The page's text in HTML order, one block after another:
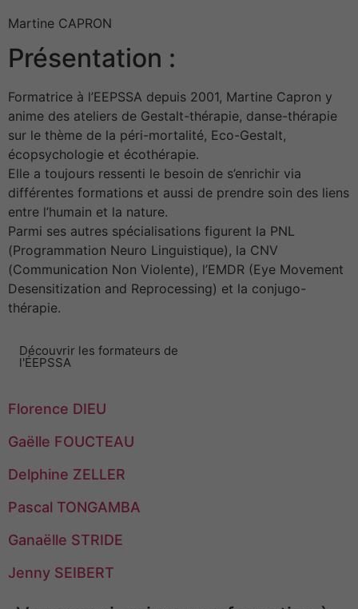
Martine CAPRON
Présentation :
Formatrice à l’EEPSSA depuis 2001, Martine Capron y
anime des ateliers de Gestalt-thérapie, danse-thérapie
sur le thème de la péri-mortalité, Eco-Gestalt,
écopsychologie et écothérapie.
Elle a toujours ressenti le besoin de s’enrichir via
différentes formations et aussi de prendre soin des liens
entre l’humain et la nature.
Parmi ses autres spécialisations figurent la PNL
(Programmation Neuro Linguistique), la CNV
(Communication Non Violente), l’EMDR (Eye Movement
Desensitization and Reprocessing) et la conjugo-
thérapie.
Découvrir les formateurs de
l'ÉEPSSA
Florence DIEU
Gaëlle FOUCTEAU
Delphine ZELLER
Pascal TONGAMBA
Ganaëlle STRIDE
Jenny SEIBERT